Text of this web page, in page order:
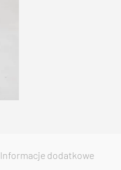
Informacje dodatkowe